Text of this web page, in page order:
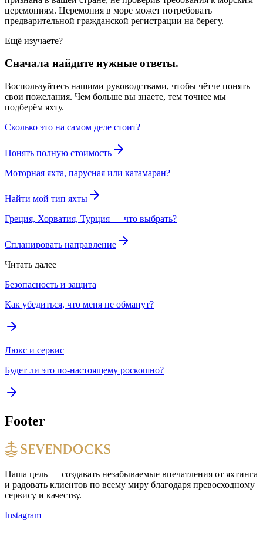
церемониям. Церемония в море может потребовать
предварительной гражданской регистрации на берегу.
Ещё изучаете?
Сначала найдите нужные ответы.
Воспользуйтесь нашими руководствами, чтобы чётче понять
свои пожелания. Чем больше вы знаете, тем точнее мы
подберём яхту.
Сколько это на самом деле стоит?
Понять полную стоимость
Моторная яхта, парусная или катамаран?
Найти мой тип яхты
Греция, Хорватия, Турция — что выбрать?
Спланировать направление
Читать далее
Безопасность и защита
Как убедиться, что меня не обманут?
Люкс и сервис
Будет ли это по-настоящему роскошно?
Footer
Наша цель — создавать незабываемые впечатления от яхтинга
и радовать клиентов по всему миру благодаря превосходному
сервису и качеству.
Instagram